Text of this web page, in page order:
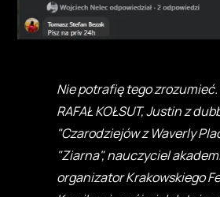
Nie potrafię tego zrozumieć.
RAFAŁ KOŁSUT, Justin z
"Czarodziejów z Waverly
"Ziarna", nauczyciel
organizator Krakowskiego